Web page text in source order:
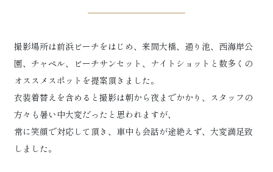
撮影場所は前浜ビーチをはじめ、来間大橋、通り池、西海岸公
園、チャペル、ビーチサンセット、ナイトショットと数多くの
オススメスポットを提案頂きました。
衣装着替えを含めると撮影は朝から夜までかかり、スタッフの
方々も暑い中大変だったと思われますが、
常に笑顔で対応して頂き、車中も会話が途絶えず、大変満足致
しました。